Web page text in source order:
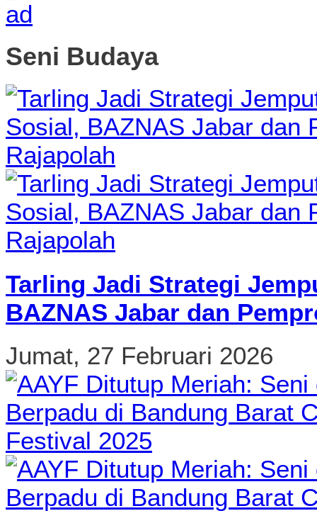
Seni Budaya
Tarling Jadi Strategi
BAZNAS Jabar dan
Jumat, 27 Februari 2026